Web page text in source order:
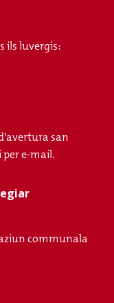
ils luvergis:
san
e-mail.
communala